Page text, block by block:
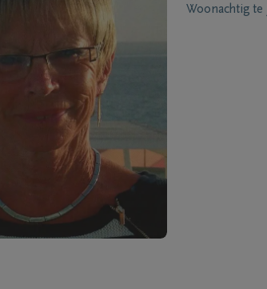
Woonachtig te